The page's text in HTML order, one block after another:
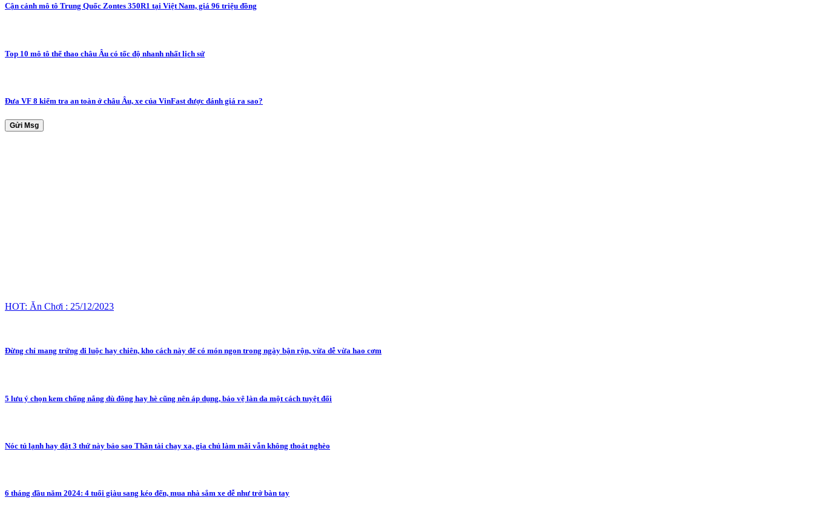
Cận cảnh mô tô Trung Quốc Zontes 350R1 tại Việt Nam, giá 96 triệu đồng
Top 10 mô tô thể thao châu Âu có tốc độ nhanh nhất lịch sử
Đưa VF 8 kiểm tra an toàn ở châu Âu, xe của VinFast được đánh giá ra sao?
Gửi Msg
HOT: Ăn Chơi : 25/12/2023
Đừng chỉ mang trứng đi luộc hay chiên, kho cách này để có món ngon trong ngày bận rộn, vừa dễ vừa hao cơm
5 lưu ý chọn kem chống nắng dù đông hay hè cũng nên áp dụng, bảo vệ làn da một cách tuyệt đối
Nóc tủ lạnh hay đặt 3 thứ này bảo sao Thần tài chạy xa, gia chủ làm mãi vẫn không thoát nghèo
6 tháng đầu năm 2024: 4 tuổi giàu sang kéo đến, mua nhà sắm xe dễ như trở bàn tay